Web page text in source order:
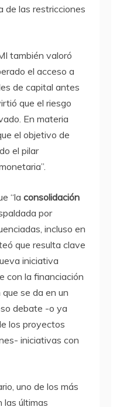
de las restricciones
también valoró
el acceso a
de capital antes
que el riesgo
En materia
el objetivo de
el pilar
“la consolidación
por
incluso en
que resulta clave
iniciativa
con la financiación
se da en un
debate -o ya
los proyectos
iniciativas con
uno de los más
las últimas